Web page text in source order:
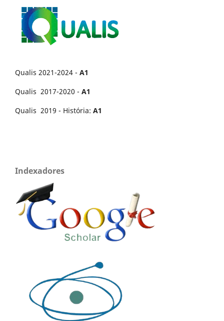
Qualis 2021-2024 - A1
Qualis 2017-2020 - A1
Qualis 2019 - História: A1
Indexadores